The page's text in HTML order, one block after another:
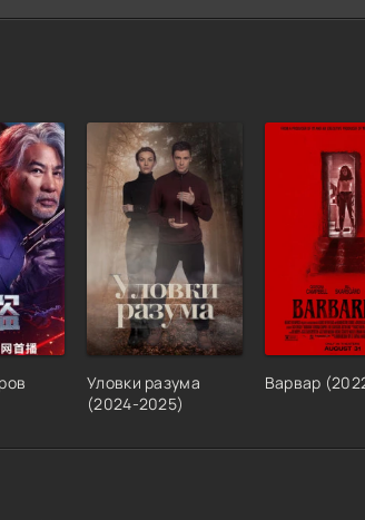
Уловки разума
(2024-2025)
Варвар